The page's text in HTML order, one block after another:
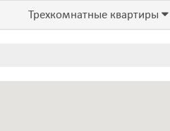
Трехкомнатные квартиры